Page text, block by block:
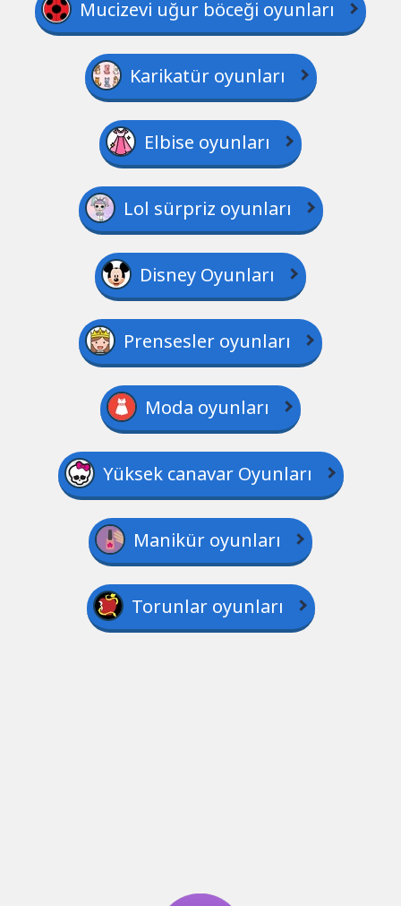
Mucizevi uğur böceği oyunları
Karikatür oyunları
Elbise oyunları
Lol sürpriz oyunları
Disney Oyunları
Prensesler oyunları
Moda oyunları
Yüksek canavar Oyunları
Manikür oyunları
Torunlar oyunları